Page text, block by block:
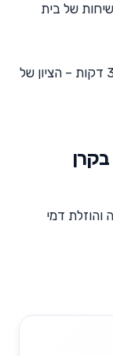
השיחות של בית
ככל שנציגי השירות ענו ליותר שיחות בתוך 3 דקות – הציון של
והוזלת דמי